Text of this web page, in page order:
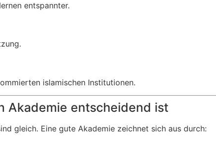
entspannter.
islamischen Institutionen.
Akademie entscheidend ist
gleich. Eine gute Akademie zeichnet sich aus durch: